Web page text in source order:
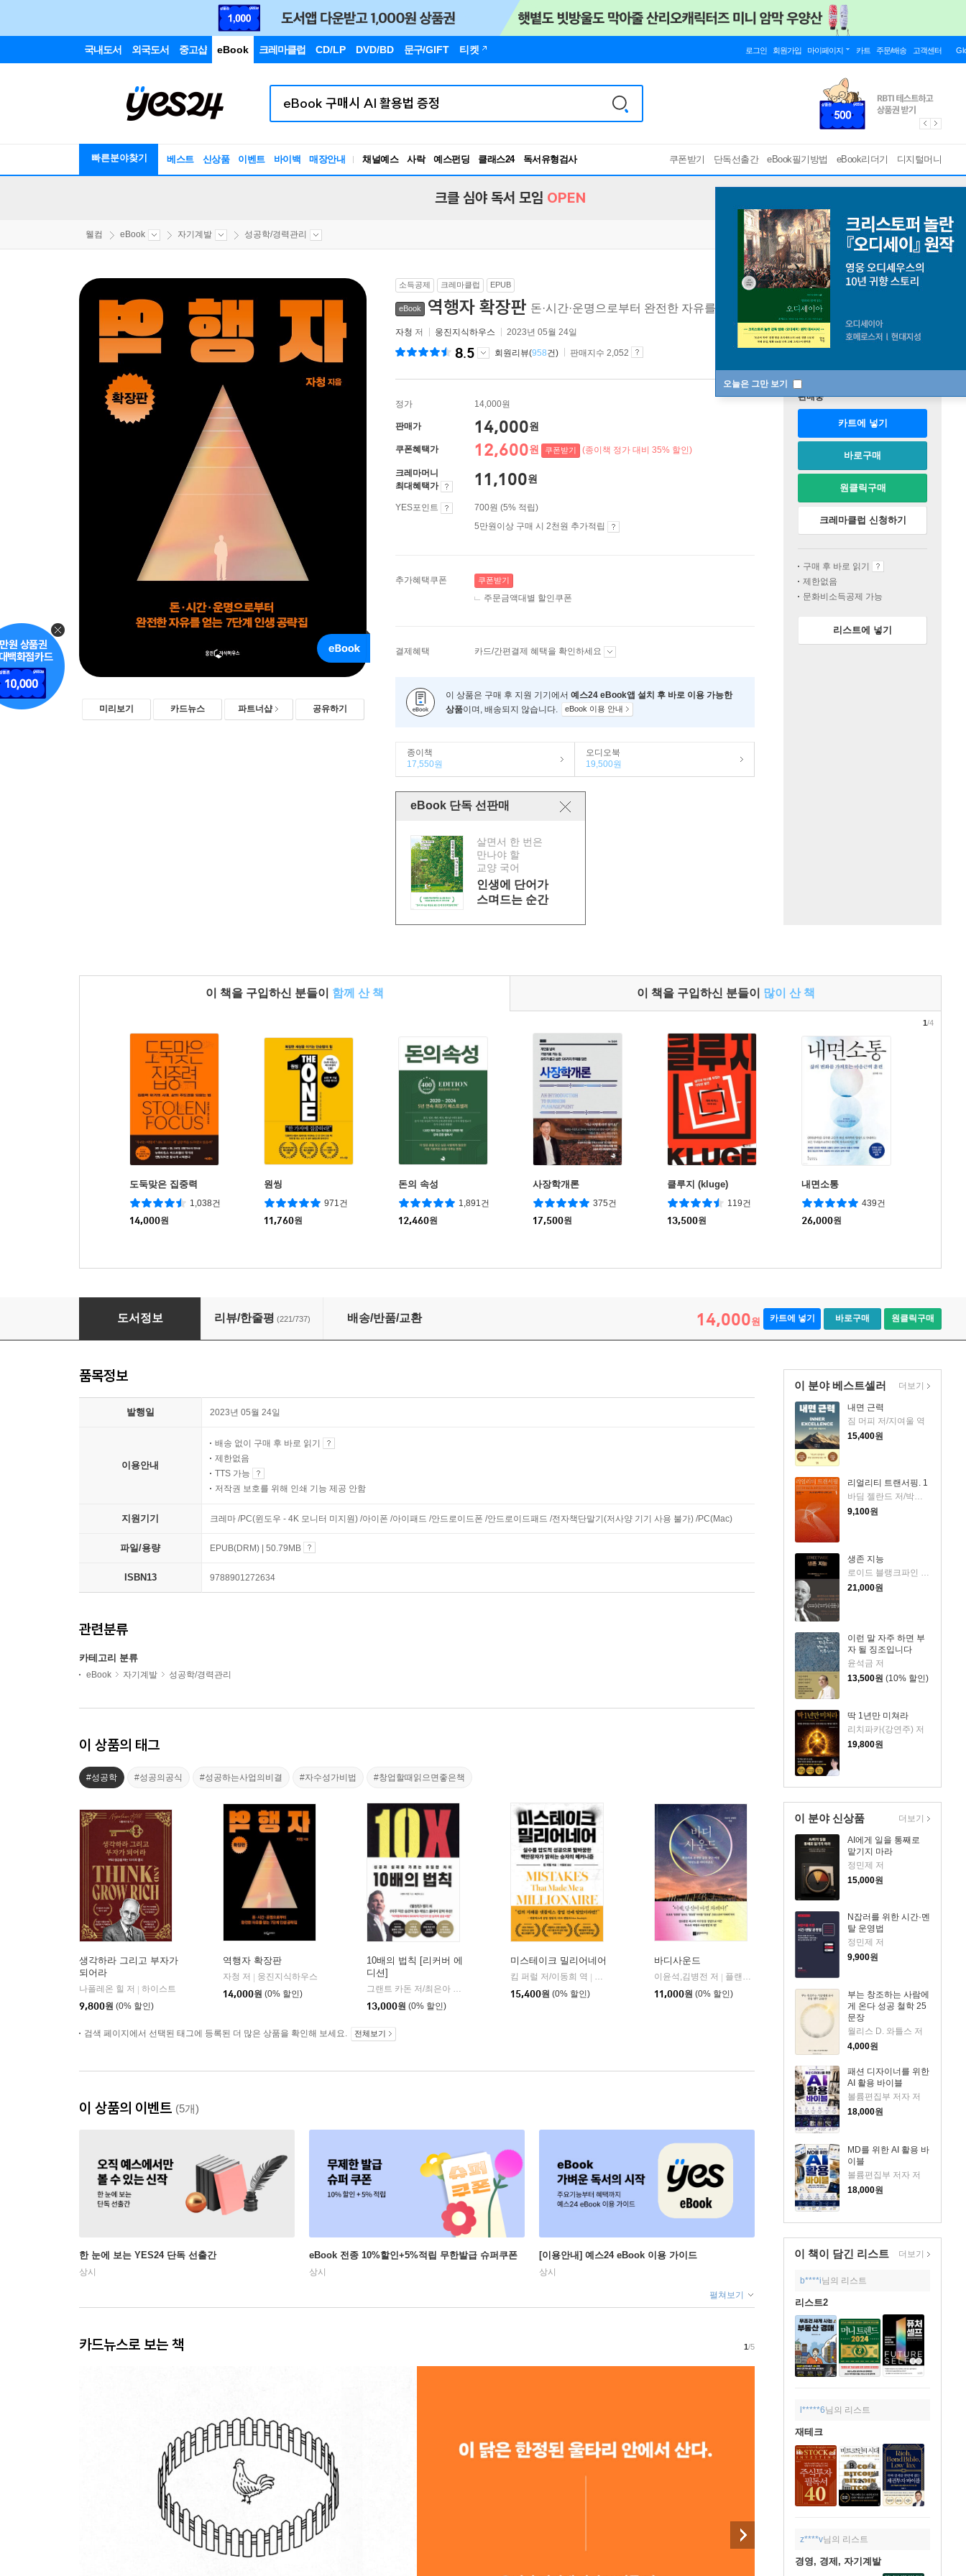
국내도서 외국도서 중고샵 eBook 크레마클럽 CD/LP DVD/BD 문구/GIFT 티켓 로그인 회원가입 마이페이지 카트 주문/배송 고객센터
빠른분야찾기 베스트 신상품 이벤트 바이백 매장안내 채널예스 사락 예스펀딩 클래스24
독서유형검사
RBTI Lab
쿠폰받기 단독선출간 eBook필기방법 eBook리더기 디지털머니
오늘은 그만 보기
크클 심야 독서 모임 OPEN
웰컴 eBook 자기계발 성공학/경력관리
미리보기 카드뉴스 파트너샵 공유하기
소득공제 크레마클럽 EPUB
eBook 역행자 확장판 돈·시간·운명으로부터 완전한 자유를 얻는 7단계 인생 공략집
자청 저 웅진지식하우스 2023년 05월 24일
8.5 회원리뷰(958건) 판매지수 2,052
정가 14,000원
판매가 14,000원
쿠폰혜택가 12,600원 쿠폰받기 (종이책 정가 대비 35% 할인)
크레마머니
최대혜택가
11,100원
YES포인트
700원 (5% 적립)
5만원이상 구매 시 2천원 추가적립
추가혜택쿠폰 쿠폰받기
주문금액대별 할인쿠폰
결제혜택 카드/간편결제 혜택을 확인하세요
이 상품은 구매 후 지원 기기에서 예스24 eBook앱 설치 후 바로 이용 가능한
상품이며, 배송되지 않습니다. eBook 이용 안내
종이책
17,550원
오디오북
19,500원
eBook 단독 선판매
살면서 한 번은
만나야 할
교양 국어
인생에 단어가
스며드는 순간
판매중
카트에 넣기
바로구매
원클릭구매
크레마클럽 신청하기
구매 후 바로 읽기
제한없음
문화비소득공제 가능
리스트에 넣기
이 책을 구입하신 분들이 함께 산 책 이 책을 구입하신 분들이 많이 산 책
도둑맞은 집중력
1,038건
14,000원
원씽
971건
11,760원
돈의 속성
1,891건
12,460원
사장학개론
375건
17,500원
클루지 (kluge)
119건
13,500원
내면소통
439건
26,000원
1/4
역행자 확장판
도서정보 리뷰/한줄평 (221/737) 배송/반품/교환 14,000원 카트에 넣기 바로구매 원클릭구매
이 분야 베스트셀러
내면 근력
짐 머피 저/지여울 역
15,400원
리얼리티 트랜서핑. 1
바딤 젤란드 저/박인수 역
9,100원
생존 지능
로이드 블랭크파인 저/박선영 역
21,000원
이런 말 자주 하면 부
자 될 징조입니다
윤석금 저
13,500원 (10% 할인)
딱 1년만 미쳐라
리치파카(강연주) 저
19,800원
더보기
이 분야 신상품
AI에게 일을 통째로
맡기지 마라
정민제 저
15,000원
N잡러를 위한 시간·멘
탈 운영법
정민제 저
9,900원
부는 창조하는 사람에
게 온다 성공 철학 25
문장
월리스 D. 와틀스 저
4,000원
패션 디자이너를 위한
AI 활용 바이블
볼륨편집부 저자 저
18,000원
MD를 위한 AI 활용 바
이블
볼륨편집부 저자 저
18,000원
더보기
이 책이 담긴 리스트 더보기
b****i님의 리스트
리스트2
l*****6님의 리스트
재테크
z****v님의 리스트
경영, 경제, 자기계발
품목정보
발행일 2023년 05월 24일
이용안내
배송 없이 구매 후 바로 읽기
제한없음
TTS 가능
저작권 보호를 위해 인쇄 기능 제공 안함
지원기기 크레마 /PC(윈도우 - 4K 모니터 미지원) /아이폰 /아이패드 /안드로이드폰 /안드로이드패드 /전자책단말기(저사양 기기 사용 불가) /PC(Mac)
파일/용량 EPUB(DRM) | 50.79MB
ISBN13 9788901272634
관련분류
카테고리 분류
eBook 자기계발 성공학/경력관리
이 상품의 태그
#성공학 #성공의공식 #성공하는사업의비결 #자수성가비법 #창업할때읽으면좋은책
생각하라 그리고 부자가
되어라
나폴레온 힐 저 | 하이스트
9,800원 (0% 할인)
역행자 확장판
자청 저 | 웅진지식하우스
14,000원 (0% 할인)
10배의 법칙 [리커버 에
디션]
13,000원 (0% 할인)
미스테이크 밀리어네어
킴 퍼럴 저/이동희 역 |
15,400원 (0% 할인)
바디사운드
이윤석,김병전 저 | 플랜비디자인
11,000원 (0% 할인)
검색 페이지에서 선택된 태그에 등록된 더 많은 상품을 확인해 보세요. 전체보기
이 상품의 이벤트 (5개)
한 눈에 보는 YES24 단독 선출간
상시
eBook 전종 10%할인+5%적립 무한발급 슈퍼쿠폰
상시
[이용안내] 예스24 eBook 이용 가이드
상시
펼쳐보기
카드뉴스로 보는 책 1/5